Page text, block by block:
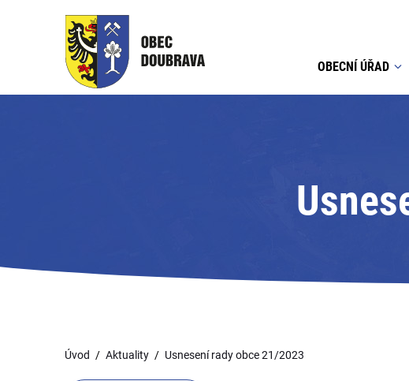
OBECNÍ ÚŘAD
Úvod Aktuality Usnesení rady obce 21/2023